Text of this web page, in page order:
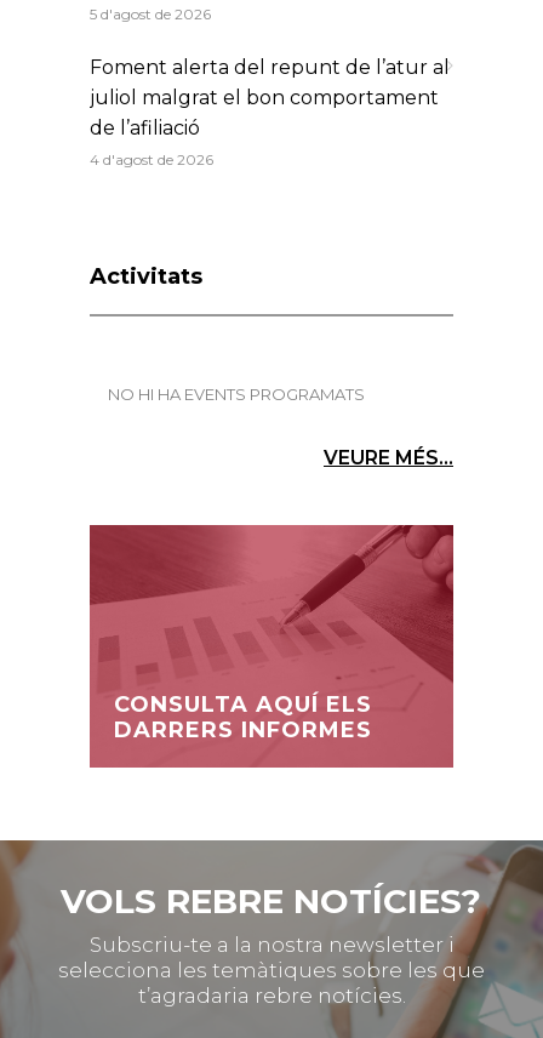
5 d'agost de 2026
Foment alerta del repunt de l’atur al
juliol malgrat el bon comportament
de l’afiliació
4 d'agost de 2026
Activitats
NO HI HA EVENTS PROGRAMATS
VEURE MÉS...
CONSULTA AQUÍ ELS
DARRERS INFORMES
VOLS REBRE NOTÍCIES?
Subscriu-te a la nostra newsletter i
selecciona les temàtiques sobre les que
t’agradaria rebre notícies.